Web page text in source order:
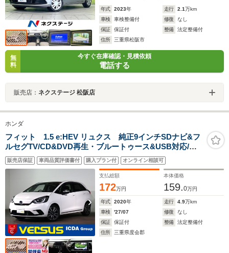
年式 2023年 走行 2.1万km
車検
車検整備付 修復
なし
保証
保証付 整備
法定整備付
住所
三重県松阪市
無
料
今すぐ在庫確認・見積依頼
電話する
販売店： ネクステージ 松阪店
ホンダ
フィット 1.5 e:HEV リュクス 純正9インチSDナビ&フ
ルセグTV/CD&DVD再生・ブルートゥース&USB対応/バ
ックカメラ/前後ドラレコ/ETC/シートヒーター/インテリ
キー/携帯充電/アダプティブクルーズ/LEDライト/ホンダ
センシング/純正アルミ/禁煙車
販売店保証 車両品質評価書付 購入プラン付 オンライン相談可
支払総額
172万円
本体価格
159.0万円
年式 2020年 走行 4.9万km
車検
'27/07 修復
なし
保証
保証付 整備
法定整備付
住所
三重県度会郡